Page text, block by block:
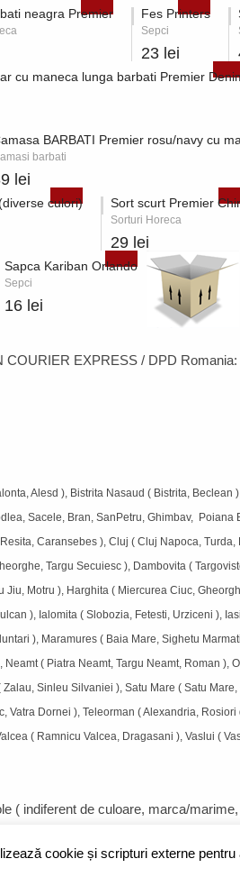
neagra Premier Fes Printers
Sepci
23 lei
cu maneca lunga barbati Premier
BARBATI Premier rosu/navy cu
barbati
lei
culori) Sort scurt Premier
Sorturi Horeca
29 lei
Sapca Kariban Orlando
Sepci
16 lei
COURIER EXPRESS / DPD Romania:
Alesd ), Bistrita Nasaud ( Bistrita,
Sacele, Bran, SanPetru, Ghimbav,
Caransebes ), Cluj ( Cluj Napoca,
Targu Secuiesc ), Dambovita (
Jiu, Motru ), Harghita ( Miercurea Ciuc,
), Ialomita ( Slobozia, Fetesti, Urziceni ),
), Maramures ( Baia Mare, Sighetu
( Piatra Neamt, Targu Neamt, Roman ),
Sinleu Silvaniei ), Satu Mare ( Satu
Dornei ), Teleorman ( Alexandria,
( Ramnicu Valcea, Dragasani ), Vaslui (
( indiferent de culoare, marca/
cookie și scripturi externe